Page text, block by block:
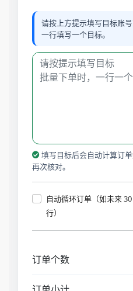
请按上方提示填写目标账
一行填写一个目标。
填写目标后会自动计算订
再次核对。
自动循环订单（如未来
行）
订单个数